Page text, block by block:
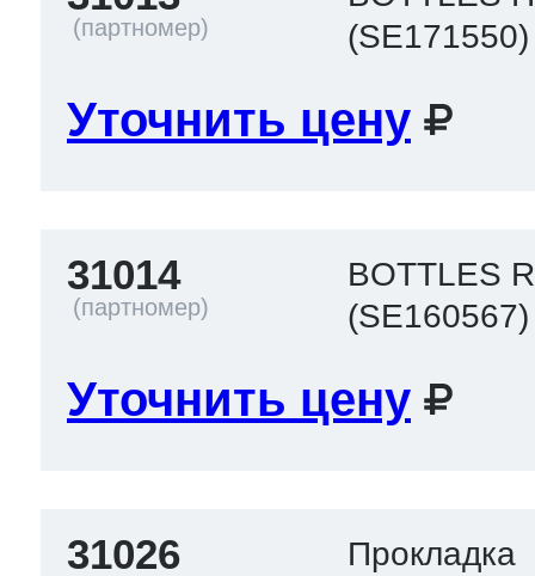
(SE171550)
Уточнить цену
31014
BOTTLES
(SE160567)
Уточнить цену
31026 Прокладка